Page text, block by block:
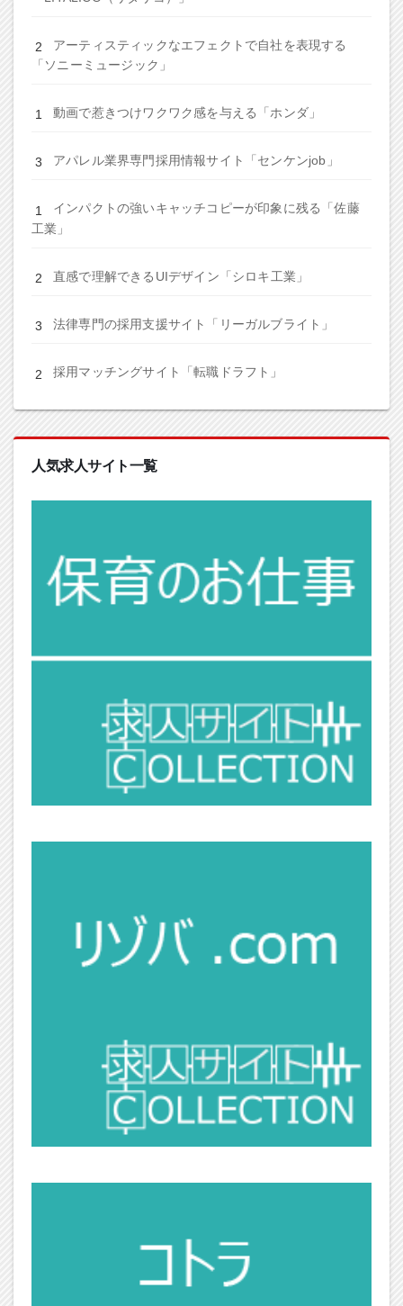
アーティスティックなエフェクトで自社を表現する
「ソニーミュージック」
動画で惹きつけワクワク感を与える「ホンダ」
アパレル業界専門採用情報サイト「センケンjob」
インパクトの強いキャッチコピーが印象に残る「佐藤
工業」
直感で理解できるUIデザイン「シロキ工業」
法律専門の採用支援サイト「リーガルブライト」
採用マッチングサイト「転職ドラフト」
人気求人サイト一覧